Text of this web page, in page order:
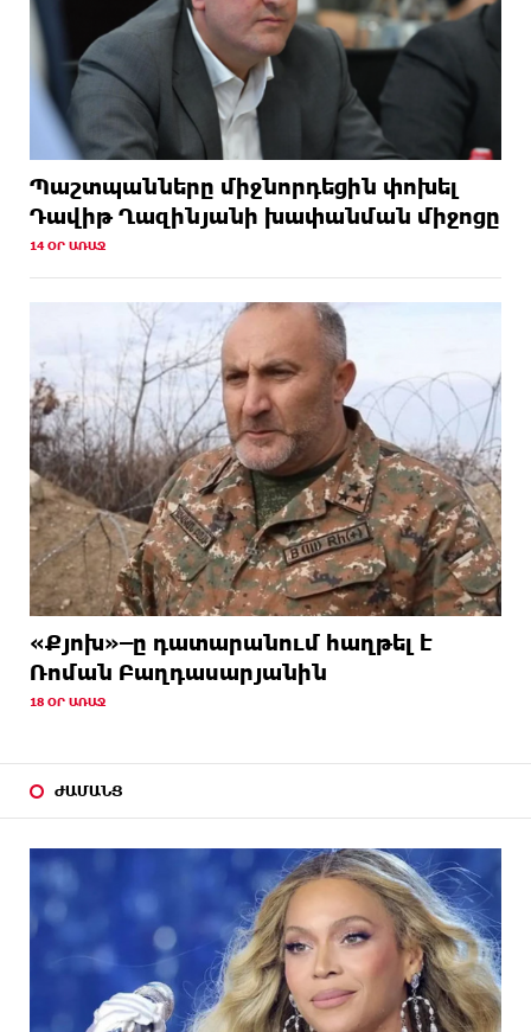
Պաշտպանները միջնորդեցին փոխել
Դավիթ Ղազինյանի խափանման միջոցը
14 ՕՐ ԱՌԱՋ
«Քյոխ»–ը դատարանում հաղթել է
Ռոման Բաղդասարյանին
18 ՕՐ ԱՌԱՋ
ԺԱՄԱՆՑ